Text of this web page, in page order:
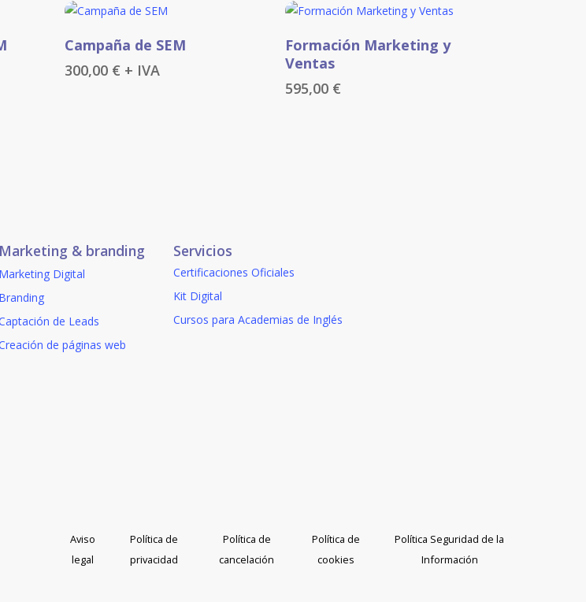
Añadir Al Carrito
Campaña de SEM
300,00 € + IVA
Añadir Al Carrito
Formación Marketing y
Ventas
595,00 €
Marketing & branding
Marketing Digital
Branding
de Leads
de páginas web
Servicios
Certificaciones Oficiales
Kit Digital
Cursos para Academias de Inglés
Aviso
legal
Política de
privacidad
Política de
cancelación
Política de
cookies
Política Seguridad de la
Información